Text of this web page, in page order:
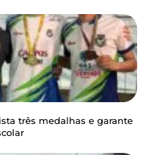
três medalhas e garante